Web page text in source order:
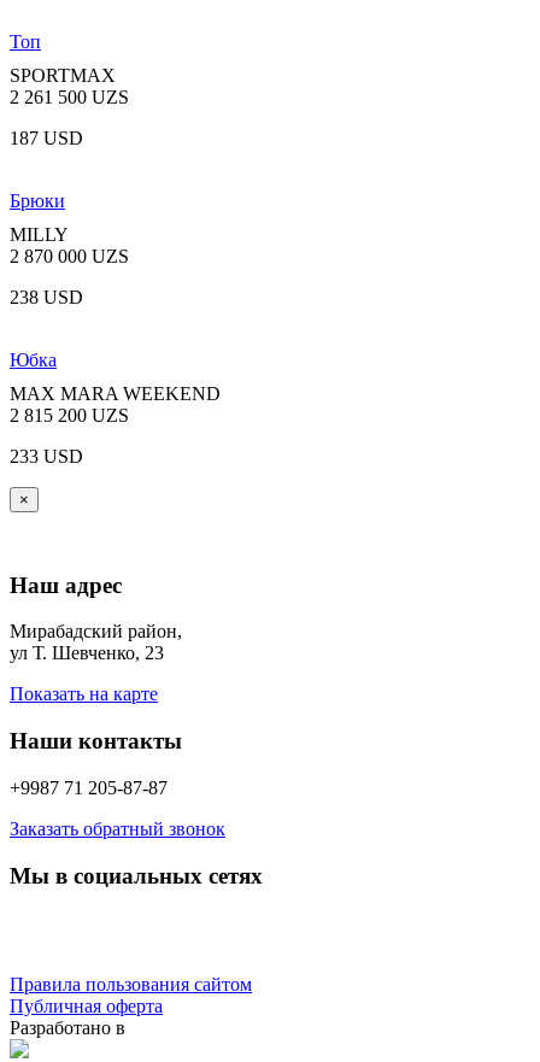
Топ
SPORTMAX
2 261 500 UZS
187 USD
Брюки
MILLY
2 870 000 UZS
238 USD
Юбка
MAX MARA WEEKEND
2 815 200 UZS
233 USD
×
Наш адрес
Мирабадский район,
ул Т. Шевченко, 23
Показать на карте
Наши контакты
+9987 71 205-87-87
Заказать обратный звонок
Мы в социальных сетях
Правила пользования сайтом
Публичная оферта
Разработано в